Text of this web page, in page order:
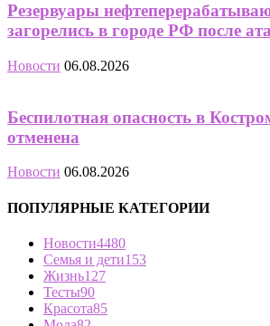
Резервуары
загорелись в городе РФ после
Новости 06.08.2026
Беспилотная опасность в
отменена
Новости 06.08.2026
ПОПУЛЯРНЫЕ КАТЕГОРИИ
Новости4480
Семья и дети153
Жизнь127
Тесты90
Красота85